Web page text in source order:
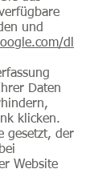
und
dl
Daten
klicken.
gesetzt, der
Website